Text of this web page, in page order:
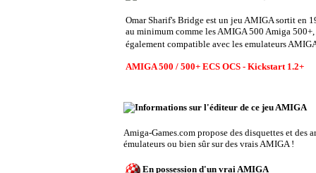
Omar Sharif's Bridge est un jeu AMIGA sortit en
au minimum comme les AMIGA 500 Amiga
également compatible avec les emulateurs
AMIGA 500 / 500+ ECS OCS - Kickstart 1.2+
Amiga-Games.com propose des disquettes et
émulateurs ou bien sûr sur des vrais AMIGA !
En possession d'un vrai AMIGA